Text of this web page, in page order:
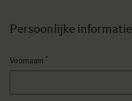
Persoonlijke informatie
Voornaam